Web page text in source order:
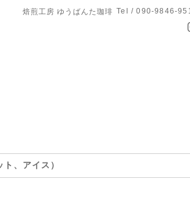
焙煎工房 ゆうばんた珈琲 Tel / 090-9846-
、アイス）